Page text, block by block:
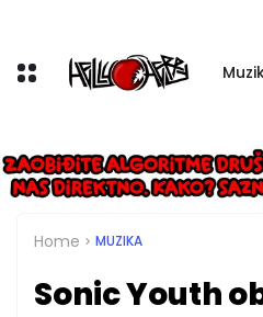
Home MUZIKA
Sonic Youth